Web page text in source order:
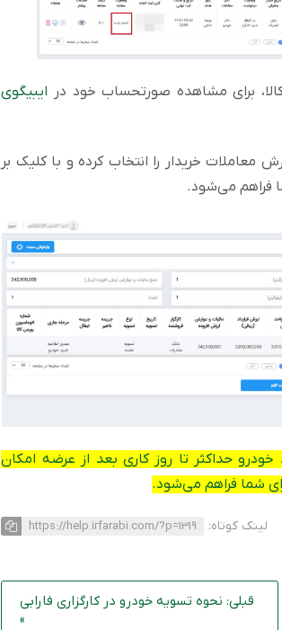
برای مشاهده صورتحساب خود در ایبیگوی
معاملات خریدار را انتخاب کرده و با کلیک بر
فراهم می‌شود.
حداکثر تا روز کاری بعد از عرضه امکان
شما فراهم می‌شود.
لینک کوتاه: https://help.irfarabi.com/?p=1319
قبلی: نحوه تسویه خودرو در کارگزاری فارابی
»